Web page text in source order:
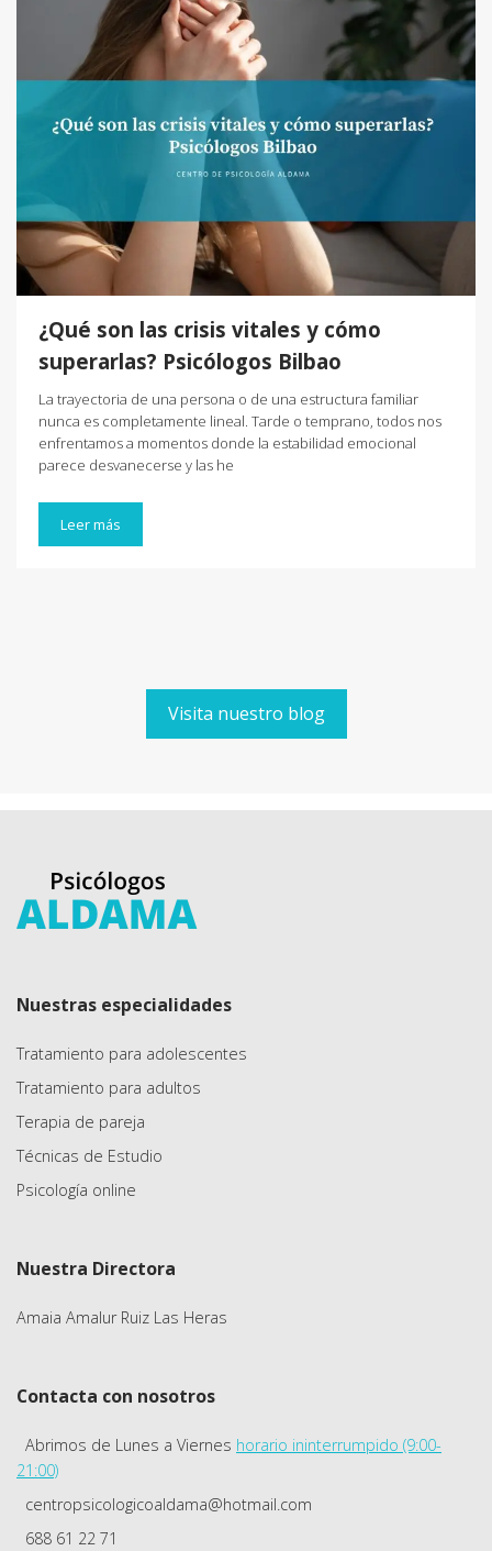
¿Qué son las crisis vitales y cómo
superarlas? Psicólogos Bilbao
La trayectoria de una persona o de una estructura familiar
nunca es completamente lineal. Tarde o temprano, todos nos
enfrentamos a momentos donde la estabilidad emocional
parece desvanecerse y las he
Leer más
Visita nuestro blog
Nuestras especialidades
Tratamiento para adolescentes
Tratamiento para adultos
Terapia de pareja
Técnicas de Estudio
Psicología online
Nuestra Directora
Amaia Amalur Ruiz Las Heras
Contacta con nosotros
Abrimos de Lunes a Viernes horario ininterrumpido (9:00-
21:00)
centropsicologicoaldama@hotmail.com
688 61 22 71